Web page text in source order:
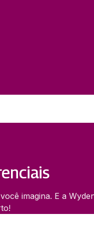
imagina. E a